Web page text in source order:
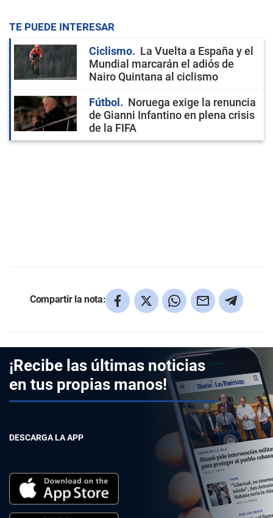
TE PUEDE INTERESAR
Ciclismo
La Vuelta a España y el
Mundial marcarán el adiós de
Nairo Quintana al ciclismo
Fútbol
Noruega exige la renuncia
de Gianni Infantino en plena crisis
de la FIFA
Compartir la nota:
¡Recibe las últimas noticias
en tus propias manos!
DESCARGA LA APP